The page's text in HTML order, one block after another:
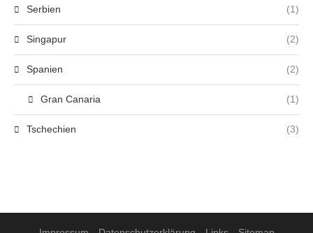
Serbien (1)
Singapur (2)
Spanien (2)
Gran Canaria (1)
Tschechien (3)